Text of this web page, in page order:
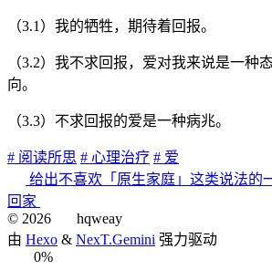
（3.1）我的牺牲，期待着回报。
（3.2）我不求回报，爱对我来说是一种
向。
（3.3）不求回报的爱是一种病兆。
# 阅读所思 # 心理治疗 # 爱
给出不喜欢「原生家庭」这类说法的
回家
© 2026
hqweay
由 Hexo & NexT.Gemini 强力驱动
0%